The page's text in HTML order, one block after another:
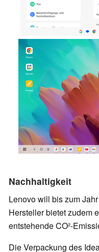
Nachhaltigkeit
Lenovo will bis zum
Hersteller bietet zudem
entstehende CO²-
Die Verpackung des